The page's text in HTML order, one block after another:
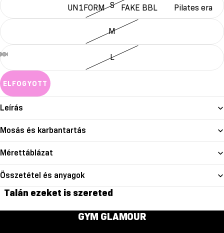
UN1FORM FAKE BBL Pilates era
S
M
L
ELFOGYOTT
Leírás
Mosás és karbantartás
Mérettáblázat
Összetétel és anyagok
Talán ezeket is szereted
GYM GLAMOUR